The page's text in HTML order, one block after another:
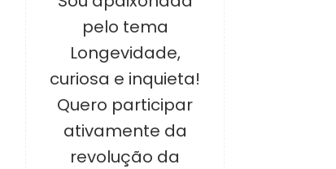
pelo tema
Longevidade,
curiosa e inquieta!
Quero participar
ativamente da
revolução da